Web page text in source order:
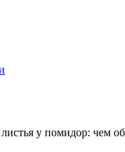
у помидор: чем